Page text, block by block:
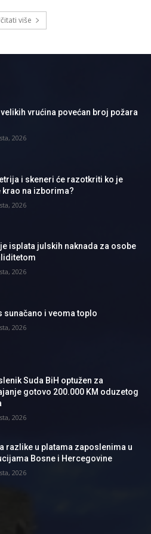
više
vrućina povećan broj požara
2026
i skeneri će razotkriti ko je
krao na izborima?
2026
isplata julskih naknada za osobe
2026
sunačano i veoma toplo
2026
Suda BiH optužen za
gotovo 200.000 KM oduzetog
2026
razlike u platama zaposlenima u
Bosne i Hercegovine
2026